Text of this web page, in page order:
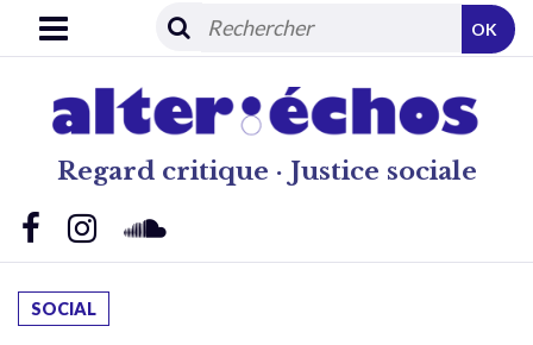
Regard critique · Justice sociale
OK
SOCIAL